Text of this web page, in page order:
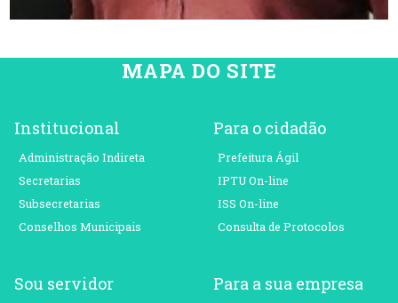
MAPA DO SITE
Institucional
Administração Indireta
Secretarias
Subsecretarias
Conselhos Municipais
Para o cidadão
Prefeitura Ágil
IPTU On-line
ISS On-line
Consulta de Protocolos
Sou servidor Para a sua empresa